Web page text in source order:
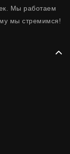
Мы работаем
мы стремимся!